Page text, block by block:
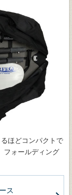
ほどコンパクトで
フォールディング
ス